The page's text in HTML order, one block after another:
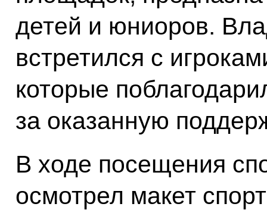
детей и юниоров.
встретился с
которые
за оказанную
В ходе посещения
осмотрел макет